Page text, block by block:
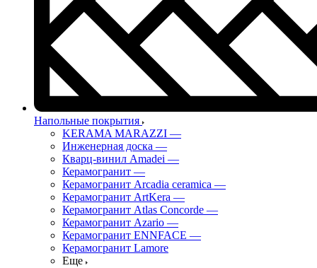
Напольные покрытия
KERAMA MARAZZI —
Инженерная доска —
Кварц-винил Amadei —
Керамогранит —
Керамогранит Arcadia ceramica —
Керамогранит ArtKera —
Керамогранит Atlas Concorde —
Керамогранит Azario —
Керамогранит ENNFACE —
Керамогранит Lamore
Еще